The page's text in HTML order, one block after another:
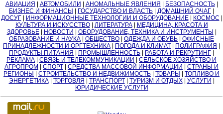
АВИАЦИЯ АВТОМОБИЛИ АНОМАЛЬНЫЕ ЯВЛЕНИЯ БЕЗОПАСНОСТЬ|
БИЗНЕС И ФИНАНСЫ
ГОСУДАРСТВО И ВЛАСТЬ ДОМАШНИЙ ОЧАГ
ДОСУГ| ИНФОРМАЦИОННЫЕ ТЕХНОЛОГИИ И ОБОРУДОВАНИЕ| КОСМОС
КУЛЬТУРА И ИСКУССТВО| ЛИТЕРАТУРА|
МЕДИЦИНА, КРАСОТА И
ЗДОРОВЬЕ| НОВОСТИ ОБОРУДОВАНИЕ, ТЕХНИКА И ИНСТРУМЕНТЫ
ОБРАЗОВАНИЕ И НАУКА
ОБЩЕСТВО ОДЕЖДА И ОБУВЬ
ОФИСНЫЕ
ПРИНАДЛЕЖНОСТИ И ОРГТЕХНИКА
ПОГОДА И КЛИМАТ ПОЛИГРАФИЯ
ПРОДУКТЫ ПИТАНИЯ
ПРОМЫШЛЕННОСТЬ РАБОТА И РЕКРУТИНГ
РЕКЛАМА
СВЯЗЬ И ТЕЛЕКОММУНИКАЦИИ
СЕЛЬСКОЕ ХОЗЯЙСТВО И
АГРОПРОМ
СПОРТ СРЕДСТВА МАССОВОЙ ИНФОРМАЦИИ
СТРАНЫ И
РЕГИОНЫ
СТРОИТЕЛЬСТВО И НЕДВИЖИМОСТЬ ТОВАРЫ
ТОПЛИВО И
ЭНЕРГЕТИКА| ТОРГОВЛЯ ТРАНСПОРТ| ТУРИЗМ И ОТДЫХ| УСЛУГИ
ЮРИДИЧЕСКИЕ УСЛУГИ